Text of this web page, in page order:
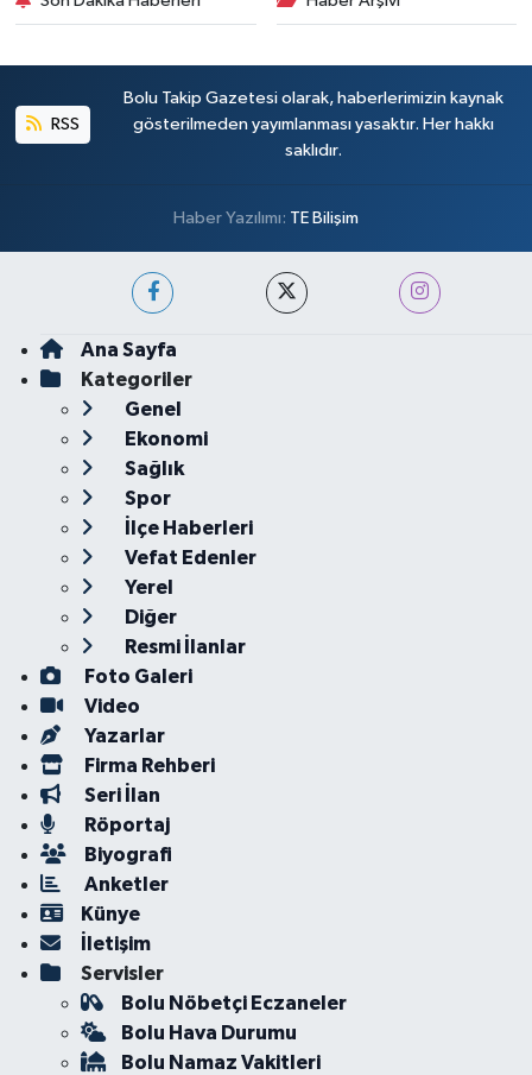
RSS
Bolu Takip Gazetesi olarak, haberlerimizin kaynak
gösterilmeden yayımlanması yasaktır. Her hakkı
saklıdır.
Haber Yazılımı: TE Bilişim
Ana Sayfa
Kategoriler
Genel
Ekonomi
Sağlık
Spor
İlçe Haberleri
Vefat Edenler
Yerel
Diğer
Resmi İlanlar
Foto Galeri
Video
Yazarlar
Firma Rehberi
Seri İlan
Röportaj
Biyografi
Anketler
Künye
İletişim
Servisler
Bolu Nöbetçi Eczaneler
Bolu Hava Durumu
Bolu Namaz Vakitleri